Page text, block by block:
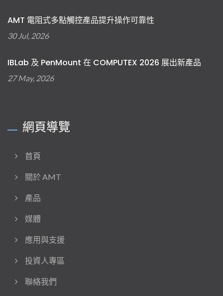
AMT 電阻式多點觸控產品提升操作可靠性
30 Jul, 2026
IBLab 及 PenMount 在 COMPUTEX 2026 展出新產品
27 May, 2026
網頁導覽
首頁
關於 AMT
產品
媒體
應用與支援
投資人專區
聯絡我們